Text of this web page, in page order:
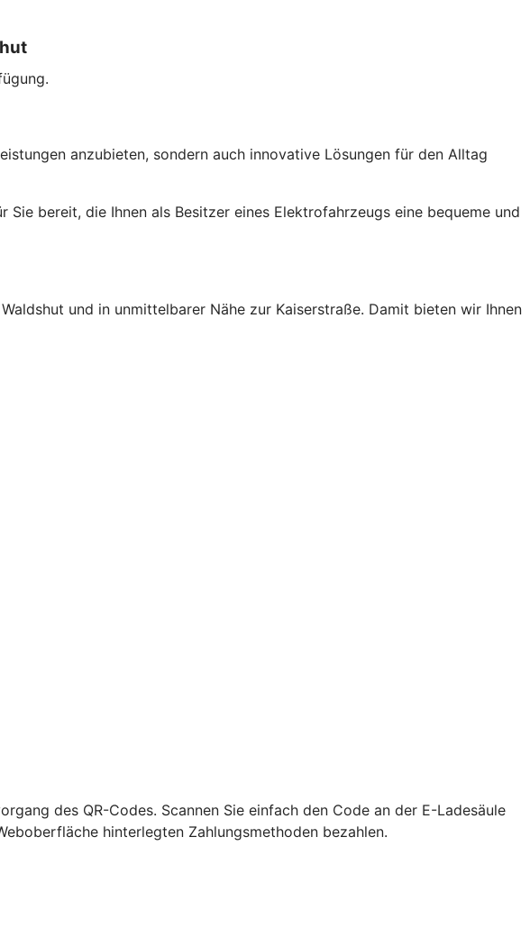
anzubieten, sondern auch innovative Lösungen für den Alltag
Sie bereit, die Ihnen als Besitzer eines Elektrofahrzeugs eine bequeme und
und in unmittelbarer Nähe zur Kaiserstraße. Damit bieten wir Ihnen
des QR-Codes. Scannen Sie einfach den Code an der E-Ladesäule
hinterlegten Zahlungsmethoden bezahlen.